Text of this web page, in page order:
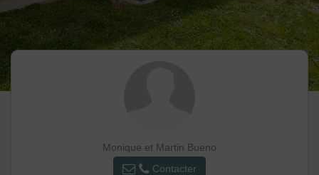
Monique et Martin Bueno
Contacter